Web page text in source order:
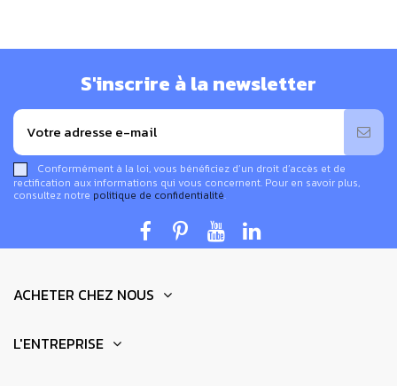
Vidéo de présentation des gaines blindées Flex a
ray et Prefilzen :
S'inscrire à la newsletter
Conformément à la loi, vous bénéficiez d’un droit d’accès et de
rectification aux informations qui vous concernent. Pour en savoir plus,
consultez notre politique de confidentialité.
ACHETER CHEZ NOUS
L'ENTREPRISE